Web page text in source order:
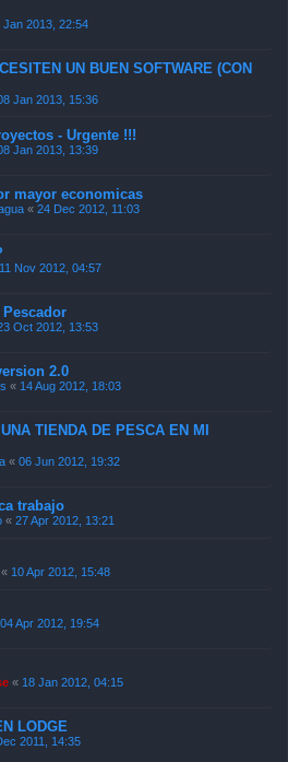
Jan 2013, 22:54
UN BUEN SOFTWARE (CON
Jan 2013, 15:36
- Urgente !!!
Jan 2013, 13:39
mayor economicas
« 24 Dec 2012, 11:03
11 Nov 2012, 04:57
Oct 2012, 13:53
2.0
« 14 Aug 2012, 18:03
TIENDA DE PESCA EN MI
« 06 Jun 2012, 19:32
trabajo
« 27 Apr 2012, 13:21
« 10 Apr 2012, 15:48
04 Apr 2012, 19:54
« 18 Jan 2012, 04:15
LODGE
2011, 14:35